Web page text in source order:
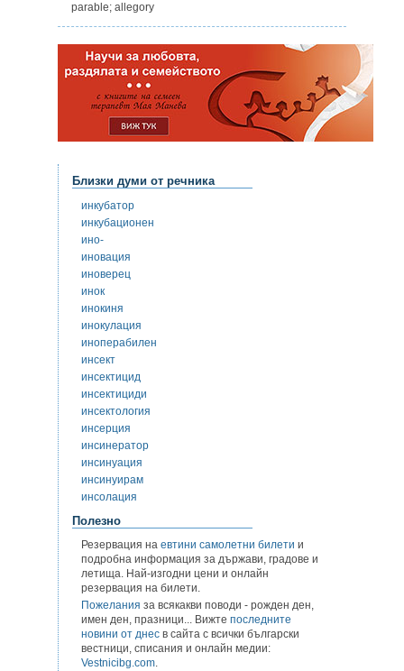
parable; allegory
Близки думи от речника
инкубатор
инкубационен
ино-
иновация
иноверец
инок
инокиня
инокулация
иноперабилен
инсект
инсектицид
инсектициди
инсектология
инсерция
инсинератор
инсинуация
инсинуирам
инсолация
Полезно
Резервация на евтини самолетни билети и
подробна информация за държави, градове и
летища. Най-изгодни цени и онлайн
резервация на билети.
Пожелания за всякакви поводи - рожден ден,
имен ден, празници... Вижте последните
новини от днес в сайта с всички български
вестници, списания и онлайн медии:
Vestnicibg.com.